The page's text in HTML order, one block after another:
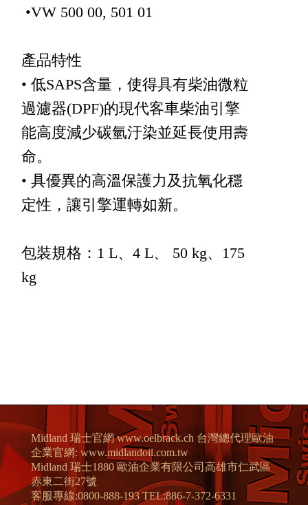
•VW 500 00, 501 01
產品特性
• 低SAPS含量，使得具有柴油微粒
過濾器(DPF)的現代客車柴油引擎
能高度減少碳氫汙染並延長使用壽
命。
• 具優異的高溫保護力及抗氧化穩
定性，讓引擎運轉如新。
包裝規格：1 L、4 L、 50 kg、175
kg
Midland 瑞士官網 www.oelbrack.ch 台灣總代理歐油
企業官網: www.midlandoil.com.tw
Midland 瑞士1880 歐油企業有限公司高雄市仁武區
赤東二街27號
客服專線:0800-888-193 TEL:886-7-372-6331